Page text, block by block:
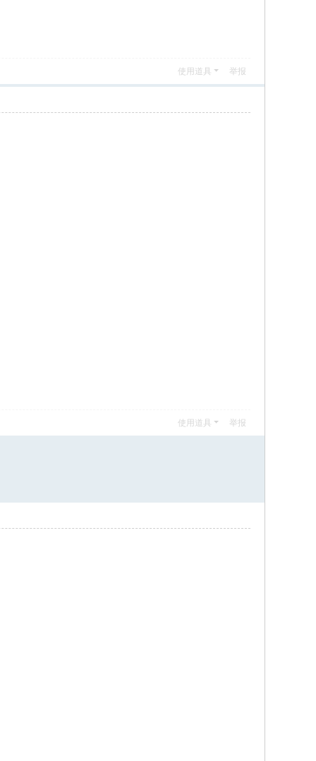
使用道具 举报
使用道具 举报